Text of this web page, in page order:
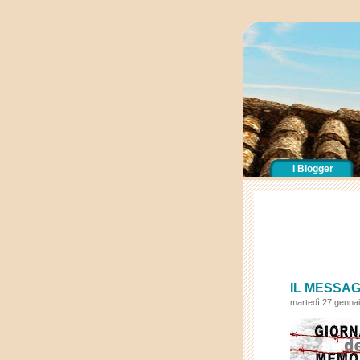
I Blogger
IL
martedì 27